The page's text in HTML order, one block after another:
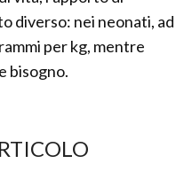
diverso: nei neonati, ad
per kg, mentre
bisogno.